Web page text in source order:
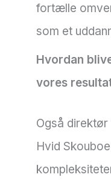
fortælle
som et
Hvordan
vores
Også
Hvid